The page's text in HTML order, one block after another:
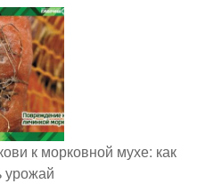
к морковной мухе: как
урожай